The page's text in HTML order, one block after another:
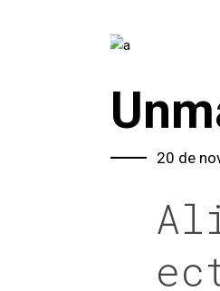
20 de